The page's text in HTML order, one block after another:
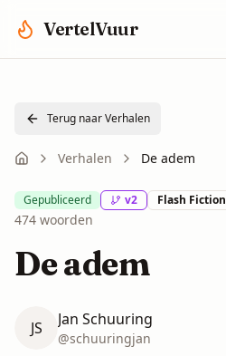
VertelVuur
Terug naar Verhalen
Verhalen De adem
Gepubliceerd v2 Flash Fiction
474 woorden
De adem
JS Jan Schuuring
@schuuringjan